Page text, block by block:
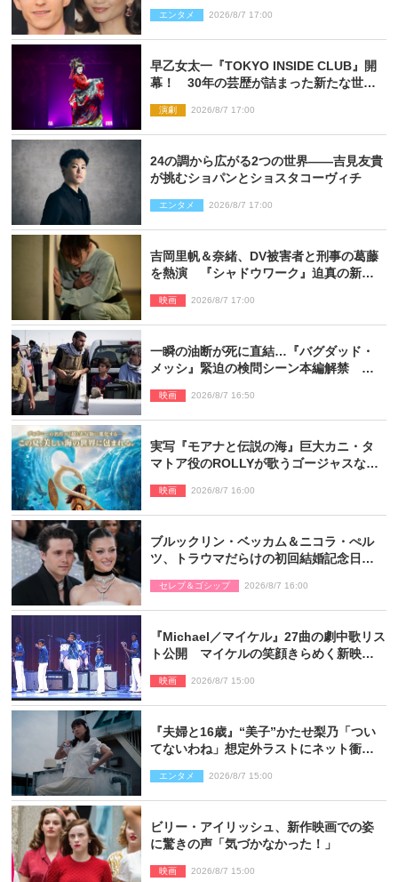
エンタメ 2026/8/7 17:00
早乙女太一『TOKYO INSIDE CLUB』開
幕！ 30年の芸歴が詰まった新たな世界
演劇 2026/8/7 17:00
24の調から広がる2つの世界――吉見友貴
が挑むショパンとショスタコーヴィチ
エンタメ 2026/8/7 17:00
吉岡里帆＆奈緒、DV被害者と刑事の葛藤
を熱演 『シャドウワーク』迫真の新場
映画 2026/8/7 17:00
一瞬の油断が死に直結…『バグダッド・
メッシ』緊迫の検問シーン本編解禁 監
映画 2026/8/7 16:50
実写『モアナと伝説の海』巨大カニ・タ
マトア役のROLLYが歌うゴージャスな劇
映画 2026/8/7 16:00
ブルックリン・ベッカム＆ニコラ・ぺル
ツ、トラウマだらけの初回結婚記念日は
セレブ＆ゴシップ 2026/8/7 16:00
『Michael／マイケル』27曲の劇中歌リス
ト公開 マイケルの笑顔きらめく新映像
映画 2026/8/7 15:00
『夫婦と16歳』“美子”かたせ梨乃「つい
てないわね」想定外ラストにネット衝撃
り）
エンタメ 2026/8/7 15:00
ビリー・アイリッシュ、新作映画での姿
に驚きの声「気づかなかった！」
映画 2026/8/7 15:00